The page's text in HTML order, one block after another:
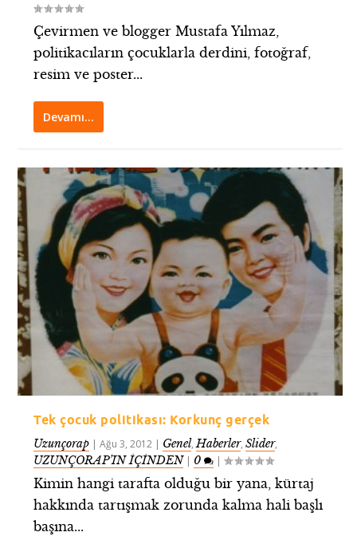
Çevirmen ve blogger Mustafa Yılmaz,
politikacıların çocuklarla derdini, fotoğraf,
resim ve poster...
Devamı…
Tek çocuk politikası: Korkunç gerçek
Uzunçorap |Ağu 3, 2012 | Genel,Haberler,Slider,
UZUNÇORAP’IN İÇİNDEN| 0 |
Kimin hangi tarafta olduğu bir yana, kürtaj
hakkında tartışmak zorunda kalma hali başlı
başına...